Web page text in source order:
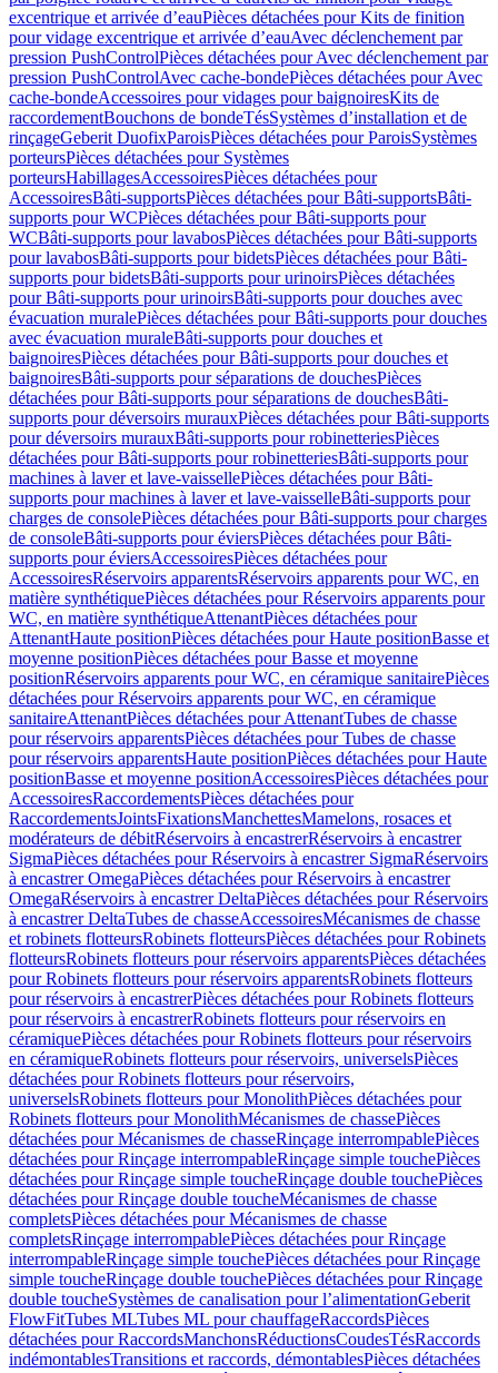
excentrique et arrivée d’eauPièces détachées pour Kits de finition
pour vidage excentrique et arrivée d’eauAvec déclenchement par
pression PushControlPièces détachées pour Avec déclenchement par
pression PushControlAvec cache-bondePièces détachées pour Avec
cache-bondeAccessoires pour vidages pour baignoiresKits de
raccordementBouchons de bondeTésSystèmes d’installation et de
rinçageGeberit DuofixParoisPièces détachées pour ParoisSystèmes
porteursPièces détachées pour Systèmes
porteursHabillagesAccessoiresPièces détachées pour
AccessoiresBâti-supportsPièces détachées pour Bâti-supportsBâti-
supports pour WCPièces détachées pour Bâti-supports pour
WCBâti-supports pour lavabosPièces détachées pour Bâti-supports
pour lavabosBâti-supports pour bidetsPièces détachées pour Bâti-
supports pour bidetsBâti-supports pour urinoirsPièces détachées
pour Bâti-supports pour urinoirsBâti-supports pour douches avec
évacuation muralePièces détachées pour Bâti-supports pour douches
avec évacuation muraleBâti-supports pour douches et
baignoiresPièces détachées pour Bâti-supports pour douches et
baignoiresBâti-supports pour séparations de douchesPièces
détachées pour Bâti-supports pour séparations de douchesBâti-
supports pour déversoirs murauxPièces détachées pour Bâti-supports
pour déversoirs murauxBâti-supports pour robinetteriesPièces
détachées pour Bâti-supports pour robinetteriesBâti-supports pour
machines à laver et lave-vaissellePièces détachées pour Bâti-
supports pour machines à laver et lave-vaisselleBâti-supports pour
charges de consolePièces détachées pour Bâti-supports pour charges
de consoleBâti-supports pour éviersPièces détachées pour Bâti-
supports pour éviersAccessoiresPièces détachées pour
AccessoiresRéservoirs apparentsRéservoirs apparents pour WC, en
matière synthétiquePièces détachées pour Réservoirs apparents pour
WC, en matière synthétiqueAttenantPièces détachées pour
AttenantHaute positionPièces détachées pour Haute positionBasse et
moyenne positionPièces détachées pour Basse et moyenne
positionRéservoirs apparents pour WC, en céramique sanitairePièces
détachées pour Réservoirs apparents pour WC, en céramique
sanitaireAttenantPièces détachées pour AttenantTubes de chasse
pour réservoirs apparentsPièces détachées pour Tubes de chasse
pour réservoirs apparentsHaute positionPièces détachées pour Haute
positionBasse et moyenne positionAccessoiresPièces détachées pour
AccessoiresRaccordementsPièces détachées pour
RaccordementsJointsFixationsManchettesMamelons, rosaces et
modérateurs de débitRéservoirs à encastrerRéservoirs à encastrer
SigmaPièces détachées pour Réservoirs à encastrer SigmaRéservoirs
à encastrer OmegaPièces détachées pour Réservoirs à encastrer
OmegaRéservoirs à encastrer DeltaPièces détachées pour Réservoirs
à encastrer DeltaTubes de chasseAccessoiresMécanismes de chasse
et robinets flotteursRobinets flotteursPièces détachées pour Robinets
flotteursRobinets flotteurs pour réservoirs apparentsPièces détachées
pour Robinets flotteurs pour réservoirs apparentsRobinets flotteurs
pour réservoirs à encastrerPièces détachées pour Robinets flotteurs
pour réservoirs à encastrerRobinets flotteurs pour réservoirs en
céramiquePièces détachées pour Robinets flotteurs pour réservoirs
en céramiqueRobinets flotteurs pour réservoirs, universelsPièces
détachées pour Robinets flotteurs pour réservoirs,
universelsRobinets flotteurs pour MonolithPièces détachées pour
Robinets flotteurs pour MonolithMécanismes de chassePièces
détachées pour Mécanismes de chasseRinçage interrompablePièces
détachées pour Rinçage interrompableRinçage simple touchePièces
détachées pour Rinçage simple toucheRinçage double touchePièces
détachées pour Rinçage double toucheMécanismes de chasse
completsPièces détachées pour Mécanismes de chasse
completsRinçage interrompablePièces détachées pour Rinçage
interrompableRinçage simple touchePièces détachées pour Rinçage
simple toucheRinçage double touchePièces détachées pour Rinçage
double toucheSystèmes de canalisation pour l’alimentationGeberit
FlowFitTubes MLTubes ML pour chauffageRaccordsPièces
détachées pour RaccordsManchonsRéductionsCoudesTésRaccords
indémontablesTransitions et raccords, démontablesPièces détachées